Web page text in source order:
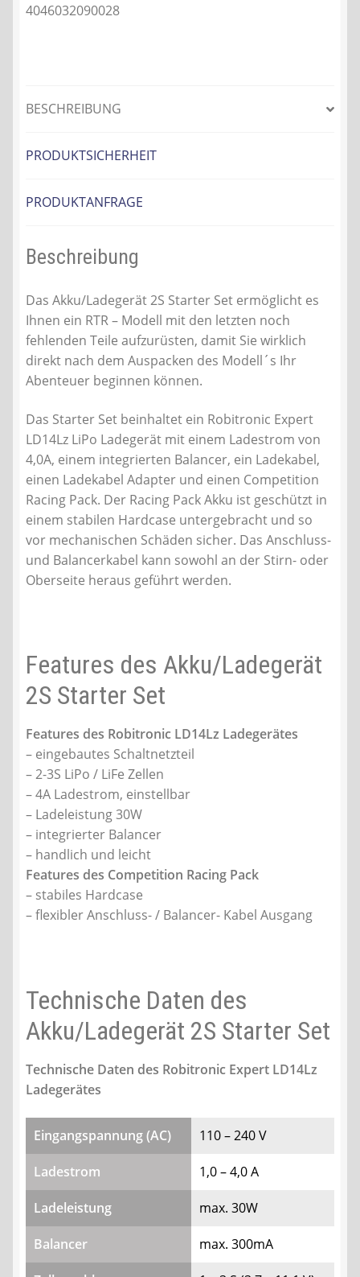
4046032090028
BESCHREIBUNG
PRODUKTSICHERHEIT
PRODUKTANFRAGE
Beschreibung
Das Akku/Ladegerät 2S Starter Set ermöglicht es
Ihnen ein RTR – Modell mit den letzten noch
fehlenden Teile aufzurüsten, damit Sie wirklich
direkt nach dem Auspacken des Modell´s Ihr
Abenteuer beginnen können.
Das Starter Set beinhaltet ein Robitronic Expert
LD14Lz LiPo Ladegerät mit einem Ladestrom von
4,0A, einem integrierten Balancer, ein Ladekabel,
einen Ladekabel Adapter und einen Competition
Racing Pack. Der Racing Pack Akku ist geschützt in
einem stabilen Hardcase untergebracht und so
vor mechanischen Schäden sicher. Das Anschluss-
und Balancerkabel kann sowohl an der Stirn- oder
Oberseite heraus geführt werden.
Features des Akku/Ladegerät
2S Starter Set
Features des Robitronic LD14Lz Ladegerätes
– eingebautes Schaltnetzteil
– 2-3S LiPo / LiFe Zellen
– 4A Ladestrom, einstellbar
– Ladeleistung 30W
– integrierter Balancer
– handlich und leicht
Features des Competition Racing Pack
– stabiles Hardcase
– flexibler Anschluss- / Balancer- Kabel Ausgang
Technische Daten des
Akku/Ladegerät 2S Starter Set
Technische Daten des Robitronic Expert LD14Lz
Ladegerätes
Eingangspannung (AC) 110 – 240 V
Ladestrom 1,0 – 4,0 A
Ladeleistung max. 30W
Balancer max. 300mA